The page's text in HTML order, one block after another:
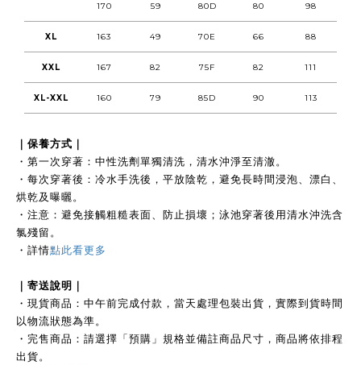
170 59 80D 80 98
XL 163 49 70E 66 88
XXL 167 82 75F 82 111
XL-XXL 160 79 85D 90 113
｜保養方式｜
・第一次穿著：中性洗劑單獨清洗，清水沖淨至清澈。
・每次穿著後：冷水手洗後，平放陰乾，避免長時間浸泡、漂白、
烘乾及曝曬。
・注意：避免接觸粗糙表面、防止損壞；泳池穿著後用清水沖洗含
氯殘留。
・ 詳情點此看更多
｜ 寄送說明｜
・現貨商品：中午前完成付款，當天處理包裝出貨，實際到貨時間
以物流狀態為準。
・完售商品：請選擇「預購」規格並備註商品尺寸，商品將依排程
出貨。